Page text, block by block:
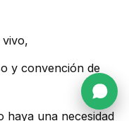
y convención de
haya una necesidad